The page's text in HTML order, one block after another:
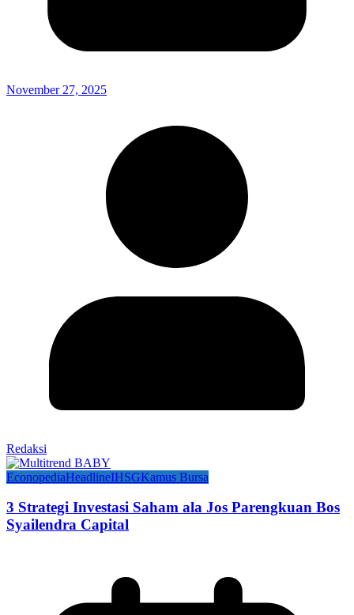
November 27, 2025
Redaksi
EconopediaHeadlineIHSGKamus Bursa
3 Strategi Investasi Saham ala Jos Parengkuan Bos
Syailendra Capital